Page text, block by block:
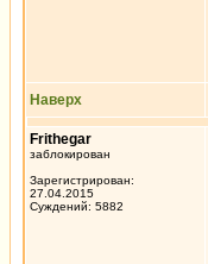
Наверх
Frithegar
заблокирован
Зарегистрирован:
27.04.2015
Суждений: 5882